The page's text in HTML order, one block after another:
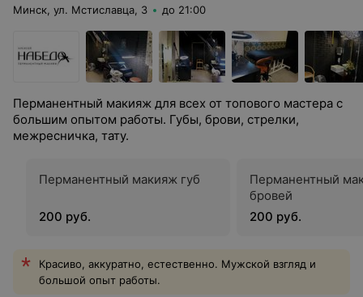
Минск, ул. Мстиславца, 3 до 21:00
Перманентный макияж для всех от топового мастера с
большим опытом работы. Губы, брови, стрелки,
межресничка, тату.
Перманентный макияж губ
200 руб.
Перманентный
бровей
200 руб.
Красиво, аккуратно, естественно. Мужской взгляд и
большой опыт работы.